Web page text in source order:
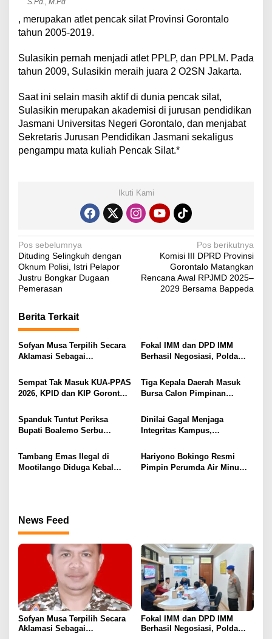
S.Pd., M.Pd
, merupakan atlet pencak silat Provinsi Gorontalo
tahun 2005-2019.
Sulasikin pernah menjadi atlet PPLP, dan PPLM. Pada
tahun 2009, Sulasikin meraih juara 2 O2SN Jakarta.
Saat ini selain masih aktif di dunia pencak silat,
Sulasikin merupakan akademisi di jurusan pendidikan
Jasmani Universitas Negeri Gorontalo, dan menjabat
Sekretaris Jurusan Pendidikan Jasmani sekaligus
pengampu mata kuliah Pencak Silat.*
Ikuti Kami
N
a
v
g
a
s
p
o
s
Pos sebelumnya
Dituding Selingkuh dengan
Oknum Polisi, Istri Pelapor
Justru Bongkar Dugaan
Pemerasan
Pos berikutnya
Komisi III DPRD Provinsi
Gorontalo Matangkan
Rencana Awal RPJMD 2025–
2029 Bersama Bappeda
Berita Terkait
Sofyan Musa Terpilih Secara
Aklamasi Sebagai
Kabupaten Boalemo Periode
2025–2029
Fokal IMM dan DPD IMM
Berhasil Negosiasi, Polda
Mahasiswa
Sempat Tak Masuk KUA-PPAS
2026, KPID dan KIP Gorontalo
Tiga Kepala Daerah Masuk
Bursa Calon Pimpinan
Spanduk Tuntut Periksa
Bupati Boalemo Serbu
Dugaan Fee Proyek Mencuat
ke Kejaksaan Agung
Dinilai Gagal Menjaga
Integritas Kampus,
UNG Copot WR3
Tambang Emas Ilegal di
Mootilango Diduga Kebal
Hariyono Bokingo Resmi
Pimpin Perumda Air Minum
News Feed
Sofyan Musa Terpilih Secara
Aklamasi Sebagai
Fokal IMM dan DPD IMM
Berhasil Negosiasi, Polda